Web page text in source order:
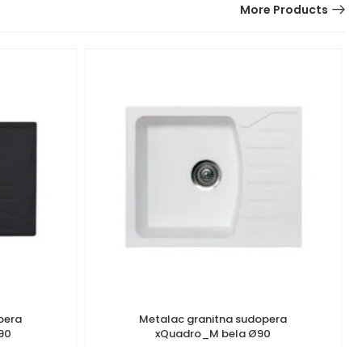
More Products
Metalac granitna sudopera
xQuadro_M bela Ø90